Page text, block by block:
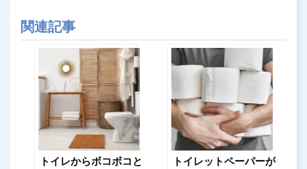
関連記事
トイレからボコボコと
トイレットペーパーが